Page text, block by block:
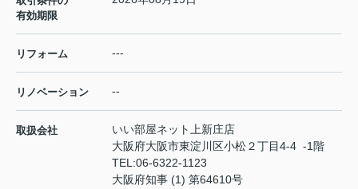
有効期限
リフォーム ---
リノベーション --
取扱会社
いい部屋ネット上新庄店
大阪府大阪市東淀川区小松２丁目4-4 -1階
TEL:06-6322-1123
大阪府知事 (1) 第64610号